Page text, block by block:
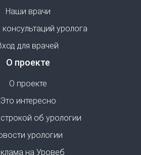
Наши врачи
консультаций уролога
для врачей
О проекте
О проекте
Это интересно
об урологии
урологии
на Уровеб